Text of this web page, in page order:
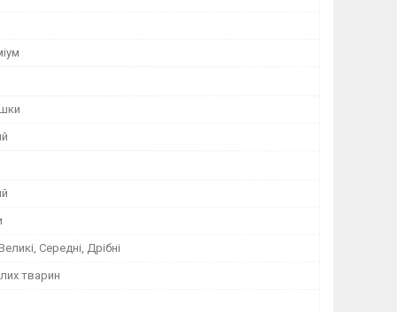
Середні, Дрібні
тварин